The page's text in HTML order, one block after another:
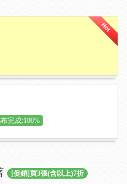
完成:100%
[促銷]買3張(含以上)7折